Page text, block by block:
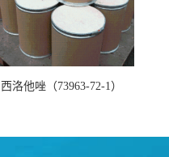
西洛他唑（73963-72-1）